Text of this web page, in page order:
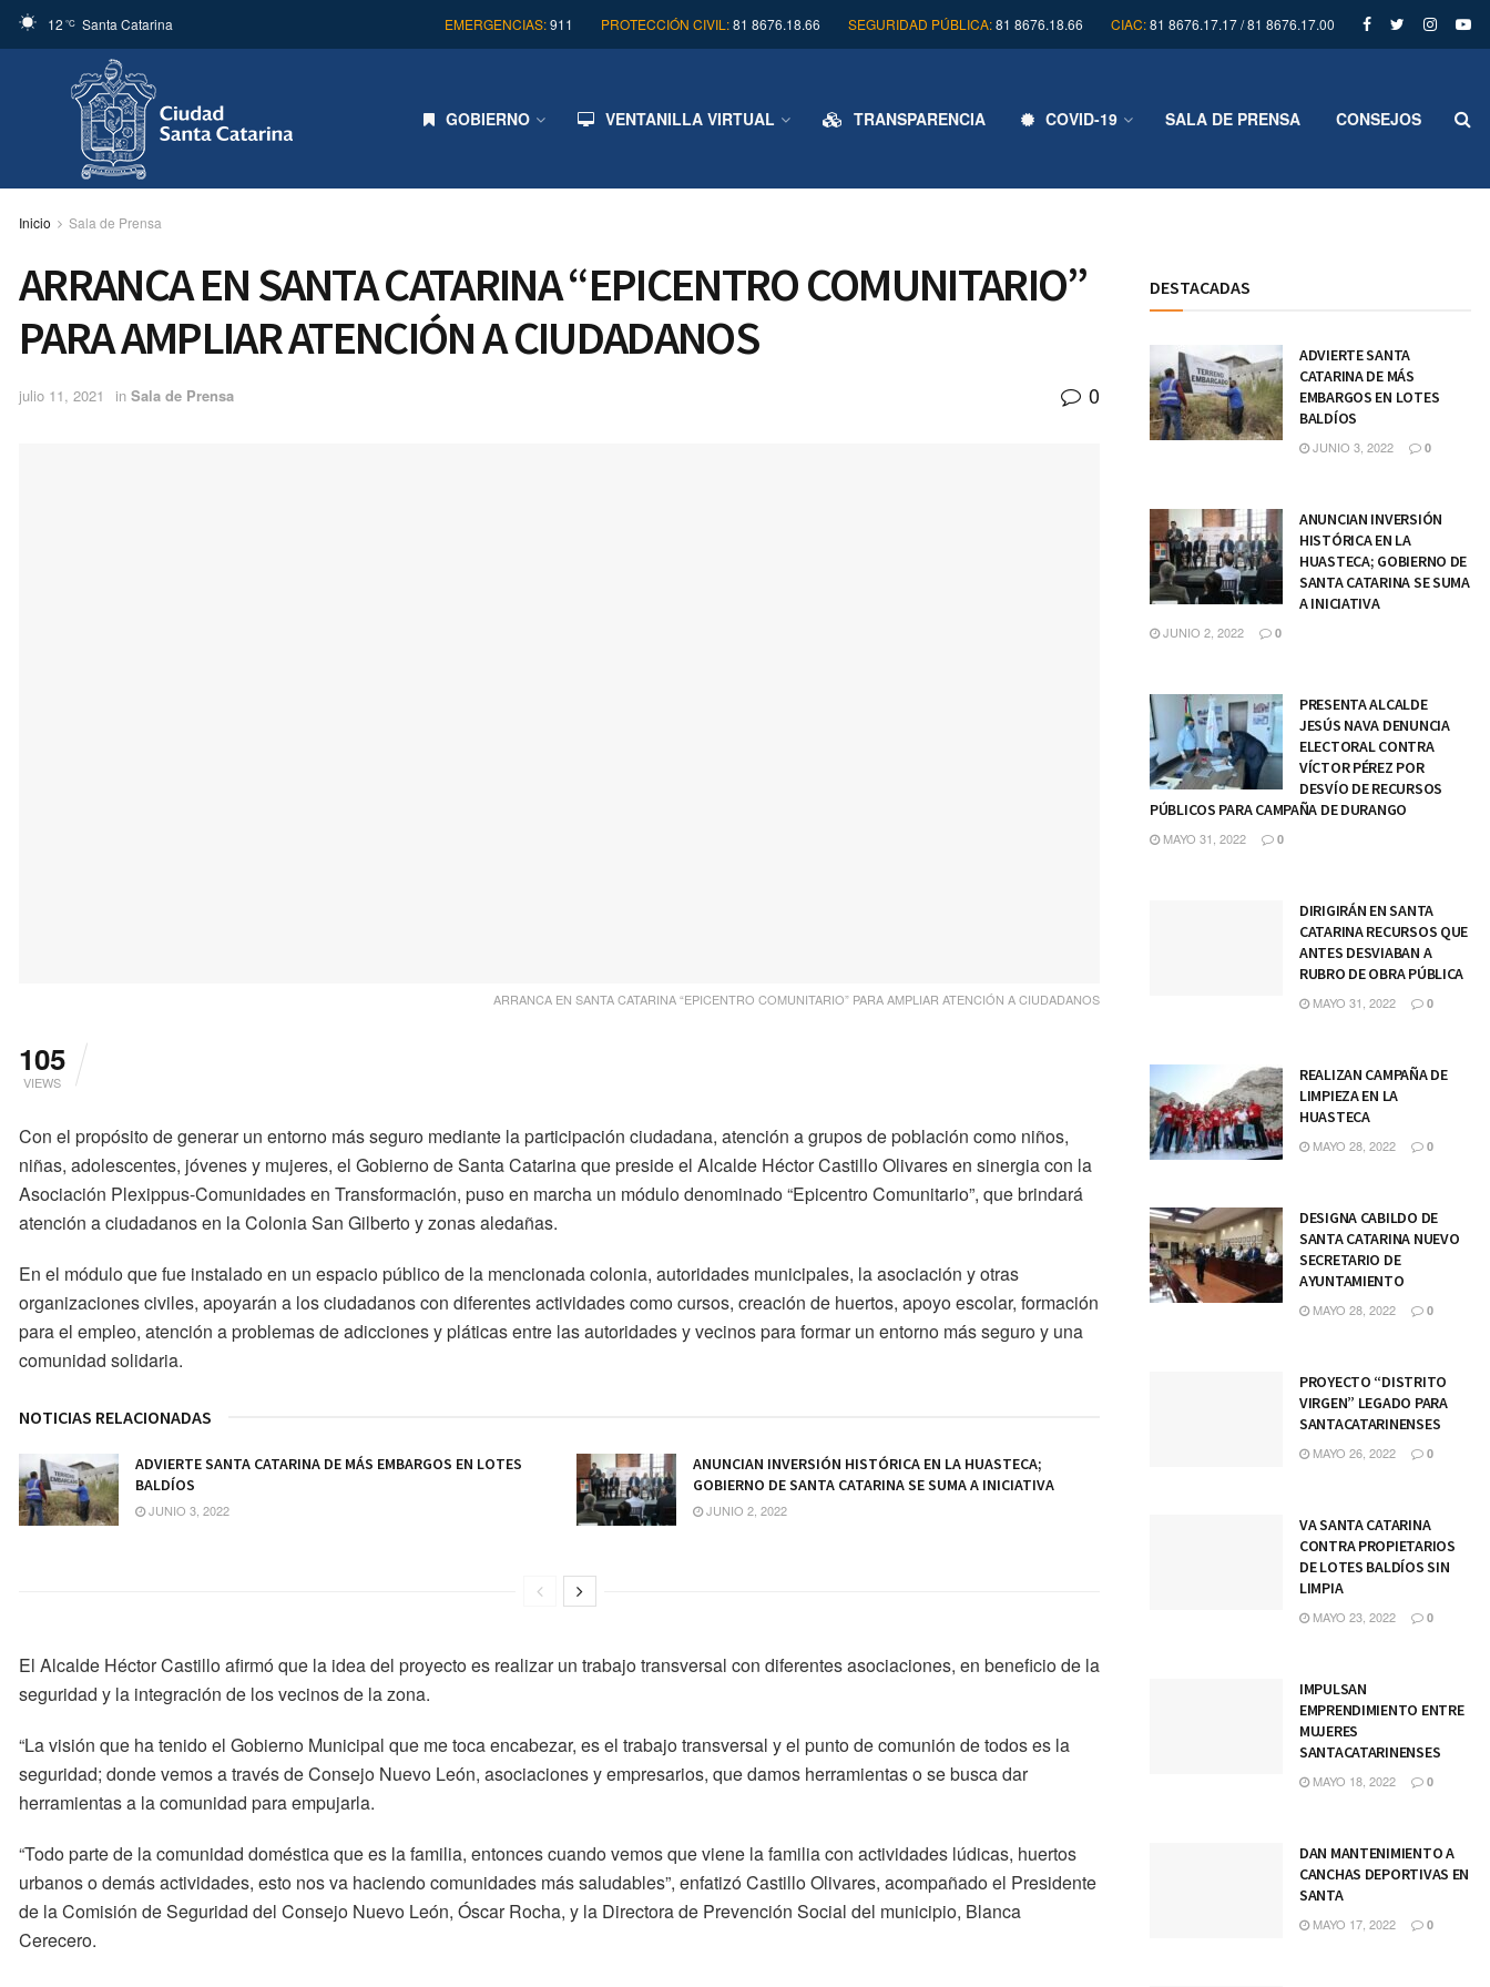
12 °C Santa Catarina EMERGENCIAS:911 PROTECCIÓN CIVIL:81 8676.18.66 SEGURIDAD PÚBLICA:81 8676.18.66 CIAC:81 8676.17.17 / 81 8676.17.00
GOBIERNO VENTANILLA VIRTUAL TRANSPARENCIA COVID-19 SALA DE PRENSA CONSEJOS
Inicio Sala de Prensa
ARRANCA EN SANTA CATARINA “EPICENTRO COMUNITARIO”
PARA AMPLIAR ATENCIÓN A CIUDADANOS
julio 11, 2021 in Sala de Prensa 0
ARRANCA EN SANTA CATARINA “EPICENTRO COMUNITARIO” PARA AMPLIAR ATENCIÓN A CIUDADANOS
105
VIEWS
Con el propósito de generar un entorno más seguro mediante la participación ciudadana, atención a grupos de población como niños,
niñas, adolescentes, jóvenes y mujeres, el Gobierno de Santa Catarina que preside el Alcalde Héctor Castillo Olivares en sinergia con la
Asociación Plexippus-Comunidades en Transformación, puso en marcha un módulo denominado “Epicentro Comunitario”, que brindará
atención a ciudadanos en la Colonia San Gilberto y zonas aledañas.
En el módulo que fue instalado en un espacio público de la mencionada colonia, autoridades municipales, la asociación y otras
organizaciones civiles, apoyarán a los ciudadanos con diferentes actividades como cursos, creación de huertos, apoyo escolar, formación
para el empleo, atención a problemas de adicciones y pláticas entre las autoridades y vecinos para formar un entorno más seguro y una
comunidad solidaria.
NOTICIAS RELACIONADAS
ADVIERTE SANTA CATARINA DE MÁS EMBARGOS EN LOTES
BALDÍOS
JUNIO 3, 2022
ANUNCIAN INVERSIÓN HISTÓRICA EN LA HUASTECA;
GOBIERNO DE SANTA CATARINA SE SUMA A INICIATIVA
JUNIO 2, 2022
El Alcalde Héctor Castillo afirmó que la idea del proyecto es realizar un trabajo transversal con diferentes asociaciones, en beneficio de la
seguridad y la integración de los vecinos de la zona.
“La visión que ha tenido el Gobierno Municipal que me toca encabezar, es el trabajo transversal y el punto de comunión de todos es la
seguridad; donde vemos a través de Consejo Nuevo León, asociaciones y empresarios, que damos herramientas o se busca dar
herramientas a la comunidad para empujarla.
“Todo parte de la comunidad doméstica que es la familia, entonces cuando vemos que viene la familia con actividades lúdicas, huertos
urbanos o demás actividades, esto nos va haciendo comunidades más saludables”, enfatizó Castillo Olivares, acompañado el Presidente
de la Comisión de Seguridad del Consejo Nuevo León, Óscar Rocha, y la Directora de Prevención Social del municipio, Blanca
Cerecero.
DESTACADAS
ADVIERTE SANTA
CATARINA DE MÁS
EMBARGOS EN LOTES
BALDÍOS
JUNIO 3, 2022 0
ANUNCIAN INVERSIÓN
HISTÓRICA EN LA
HUASTECA; GOBIERNO DE
SANTA CATARINA SE SUMA
A INICIATIVA
JUNIO 2, 2022 0
PRESENTA ALCALDE
JESÚS NAVA DENUNCIA
ELECTORAL CONTRA
VÍCTOR PÉREZ POR
DESVÍO DE RECURSOS
PÚBLICOS PARA CAMPAÑA DE DURANGO
MAYO 31, 2022 0
DIRIGIRÁN EN SANTA
CATARINA RECURSOS QUE
ANTES DESVIABAN A
RUBRO DE OBRA PÚBLICA
MAYO 31, 2022 0
REALIZAN CAMPAÑA DE
LIMPIEZA EN LA
HUASTECA
MAYO 28, 2022 0
DESIGNA CABILDO DE
SANTA CATARINA NUEVO
SECRETARIO DE
AYUNTAMIENTO
MAYO 28, 2022 0
PROYECTO “DISTRITO
VIRGEN” LEGADO PARA
SANTACATARINENSES
MAYO 26, 2022 0
VA SANTA CATARINA
CONTRA PROPIETARIOS
DE LOTES BALDÍOS SIN
LIMPIA
MAYO 23, 2022 0
IMPULSAN
EMPRENDIMIENTO ENTRE
MUJERES
SANTACATARINENSES
MAYO 18, 2022 0
DAN MANTENIMIENTO A
CANCHAS DEPORTIVAS EN
SANTA
MAYO 17, 2022 0